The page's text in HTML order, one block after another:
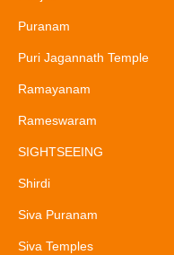
Puranam
Puri Jagannath Temple
Ramayanam
Rameswaram
SIGHTSEEING
Shirdi
Siva Puranam
Siva Temples